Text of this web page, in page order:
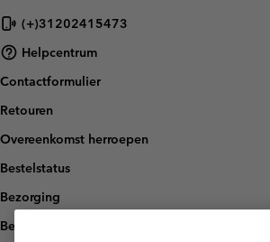
(+)31202415473
Helpcentrum
Contactformulier
Retouren
Overeenkomst herroepen
Bestelstatus
Bezorging
Betaling